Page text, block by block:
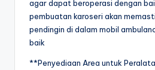
agar dapat beroperasi dengan
pembuatan karoseri akan
pendingin di dalam mobil
baik
**Penyediaan Area untuk